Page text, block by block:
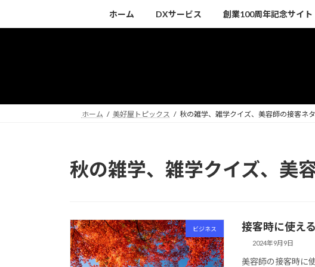
キ
に
ホーム DXサービス 創業100周年記念サイト
ホーム 美好屋トピックス 秋の雑学、雑学クイズ、美容師の接客ネタ
秋の雑学、雑学クイズ、美
ビジネス 接客時に使え
2024年9月9日
美容師の接客時に